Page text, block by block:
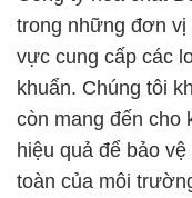
hiệu quả để bảo
toàn của môi
các sản phẩm của
và được sử dụng
nghiệp khác nhau,
và nhiều lĩnh vực